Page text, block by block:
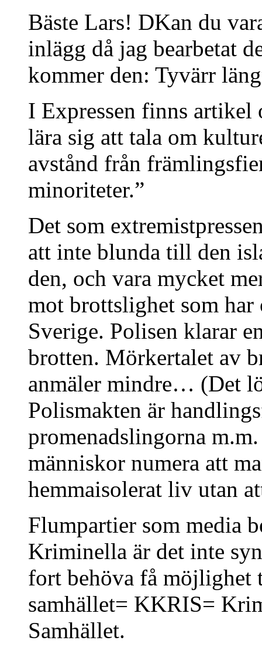
Bäste Lars! DKan du
inlägg då jag bearbetat
kommer den: Tyvärr
I Expressen finns artikel
lära sig att tala om
avstånd från
minoriteter.”
Det som
att inte blunda till den
den, och vara mycket
mot brottslighet som har
Sverige. Polisen klarar
brotten. Mörkertalet av
anmäler mindre… (Det
Polismakten är
promenadslingorna
människor numera att
hemmaisolerat liv utan
Flumpartier som media
Kriminella är det inte
fort behöva få
samhället= KKRIS=
Samhället.